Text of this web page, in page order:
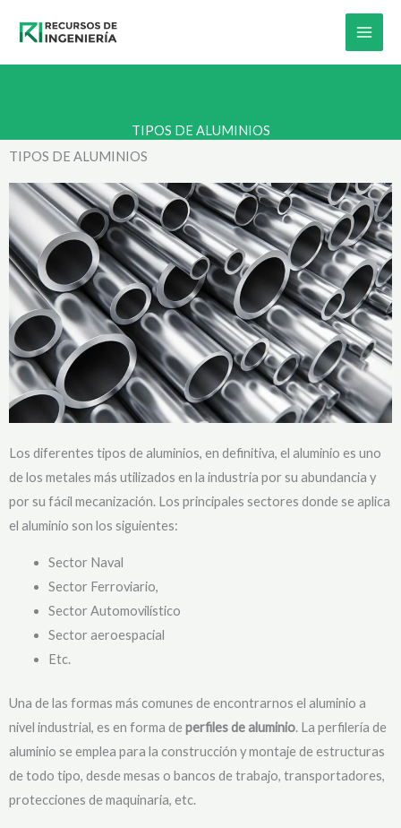
TIPOS DE ALUMINIOS
TIPOS DE ALUMINIOS
Los diferentes tipos de aluminios, en definitiva, el aluminio es uno
de los metales más utilizados en la industria por su abundancia y
por su fácil mecanización. Los principales sectores donde se aplica
el aluminio son los siguientes:
Sector Naval
Sector Ferroviario,
Sector Automovilístico
Sector aeroespacial
Etc.
Una de las formas más comunes de encontrarnos el aluminio a
nivel industrial, es en forma deperfiles de aluminio. La perfilería de
aluminio se emplea para la construcción y montaje de estructuras
de todo tipo, desde mesas o bancos de trabajo, transportadores,
protecciones de maquinaria, etc.